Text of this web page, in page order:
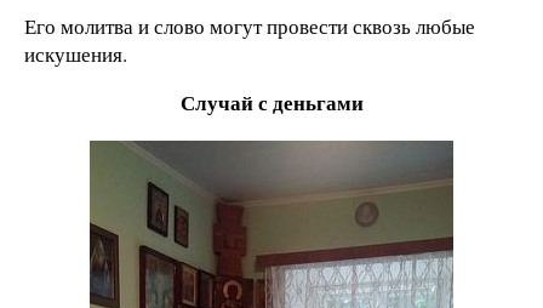
Его молитва и слово могут провести сквозь любые
искушения.
Случай с деньгами